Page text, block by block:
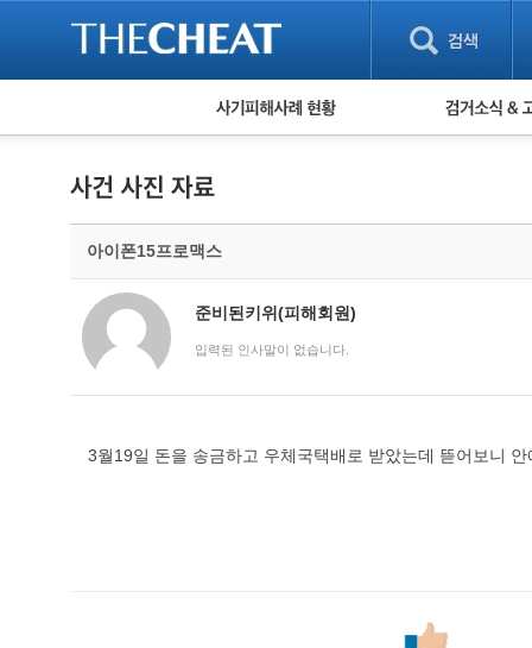
피해사례 현황
유해사이트 목록
비공개 피해사례
워킹홀리데이 피해사례
검거 소식
아이폰15프로맥스
준비된키위(피해회원)
입력된 인사말이 없습니다.
3월19일 돈을 송금하고 우체국택배로 받았는데 뜯어보니